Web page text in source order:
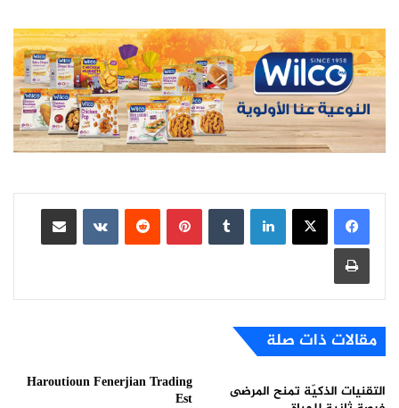
لينكدإن بينتيريست
مشاركة عبر البريد
طباعة
مقالات ذات صلة
التقنيات الذكيّة تمنح المرضى
Haroutioun Fenerjian Trading
Est